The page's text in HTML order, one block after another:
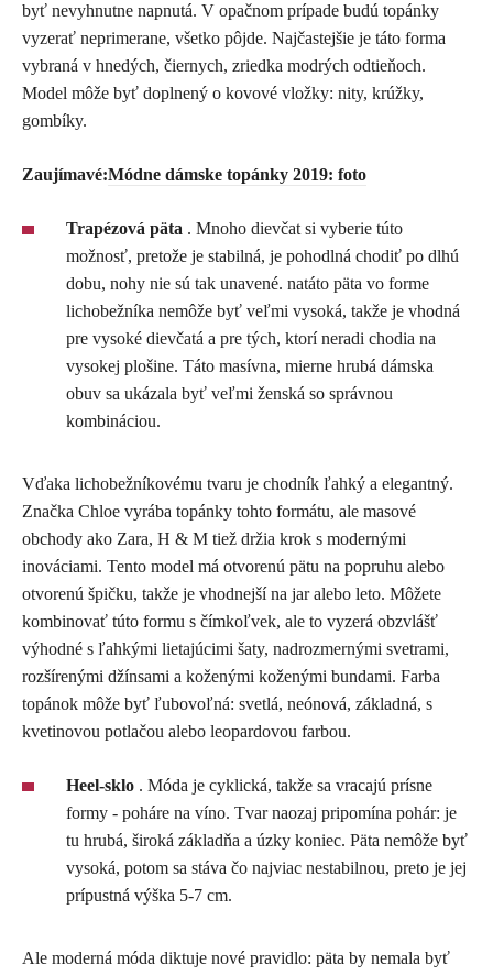
byť nevyhnutne napnutá. V opačnom prípade budú topánky
vyzerať neprimerane, všetko pôjde. Najčastejšie je táto forma
vybraná v hnedých, čiernych, zriedka modrých odtieňoch.
Model môže byť doplnený o kovové vložky: nity, krúžky,
gombíky.
Zaujímavé:Módne dámske topánky 2019: foto
Trapézová päta . Mnoho dievčat si vyberie túto
možnosť, pretože je stabilná, je pohodlná chodiť po dlhú
dobu, nohy nie sú tak unavené. natáto päta vo forme
lichobežníka nemôže byť veľmi vysoká, takže je vhodná
pre vysoké dievčatá a pre tých, ktorí neradi chodia na
vysokej plošine. Táto masívna, mierne hrubá dámska
obuv sa ukázala byť veľmi ženská so správnou
kombináciou.
Vďaka lichobežníkovému tvaru je chodník ľahký a elegantný.
Značka Chloe vyrába topánky tohto formátu, ale masové
obchody ako Zara, H & M tiež držia krok s modernými
inováciami. Tento model má otvorenú pätu na popruhu alebo
otvorenú špičku, takže je vhodnejší na jar alebo leto. Môžete
kombinovať túto formu s čímkoľvek, ale to vyzerá obzvlášť
výhodné s ľahkými lietajúcimi šaty, nadrozmernými svetrami,
rozšírenými džínsami a koženými koženými bundami. Farba
topánok môže byť ľubovoľná: svetlá, neónová, základná, s
kvetinovou potlačou alebo leopardovou farbou.
Heel-sklo . Móda je cyklická, takže sa vracajú prísne
formy - poháre na víno. Tvar naozaj pripomína pohár: je
tu hrubá, široká základňa a úzky koniec. Päta nemôže byť
vysoká, potom sa stáva čo najviac nestabilnou, preto je jej
prípustná výška 5-7 cm.
Ale moderná móda diktuje nové pravidlo: päta by nemala byť